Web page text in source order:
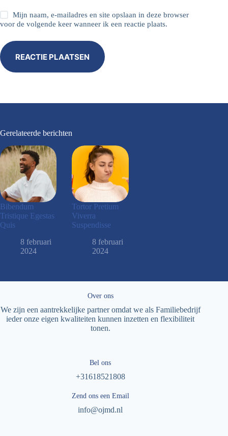
Mijn naam, e-mailadres en site opslaan in deze browser
voor de volgende keer wanneer ik een reactie plaats.
REACTIE PLAATSEN
Gerelateerde berichten
Bibendum
Tristique Egestas
Quis
8 februari
2024
Tortor Pretium
Viverra
Suspendisse
8 februari
2024
Over ons
We zijn een aantrekkelijke partner omdat we als Familiebedrijf
ieder onze eigen kwaliteiten kunnen inzetten en flexibiliteit
tonen.
Bel ons
+31618521808
Zend ons een Email
info@ojmd.nl